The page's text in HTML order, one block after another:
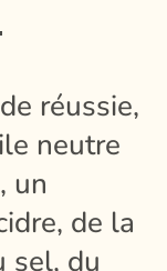
réussie,
neutre
un
de la
sel, du